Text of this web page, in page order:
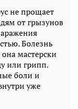
не прощает
от грызунов
Болезнь
мастерски
или грипп.
боли и
уже